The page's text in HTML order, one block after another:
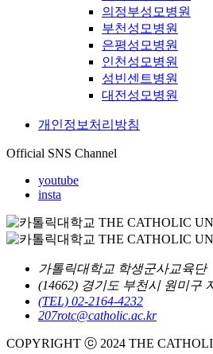
의정부성모병원
부천성모병원
은평성모병원
인천성모병원
성빈센트병원
대전성모병원
개인정보처리방침
Official SNS Channel
youtube
insta
가톨릭대학교 학생군사교육단
(14662) 경기도 부천시 원미구
(TEL) 02-2164-4232
207rotc@catholic.ac.kr
COPYRIGHT ⓒ 2024 THE